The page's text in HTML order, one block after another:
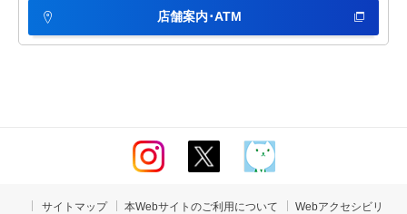
店舗案内･ATM
サイトマップ 本Webサイトのご利用について Webアクセシビリ